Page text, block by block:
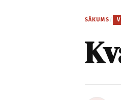
SĀKUMS /